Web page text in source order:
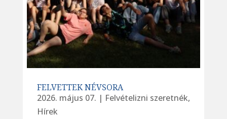
FELVETTEK NÉVSORA
2026. május 07. | Felvételizni szeretnék,
Hírek